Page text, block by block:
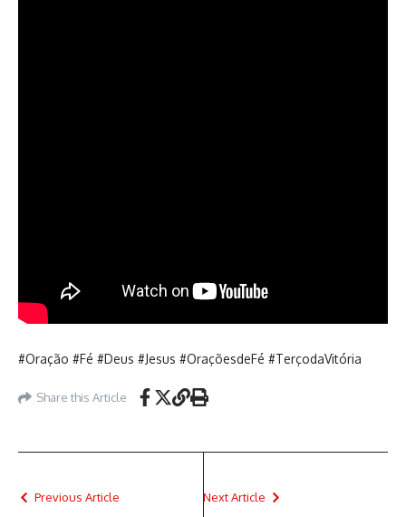
#Oração #Fé #Deus #Jesus #OraçõesdeFé #TerçodaVitória
Share this Article
Previous Article Next Article